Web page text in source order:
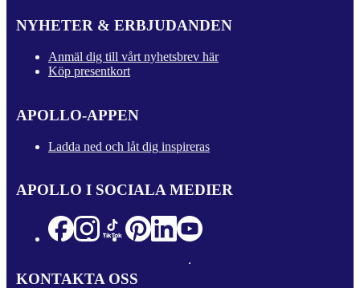
NYHETER & ERBJUDANDEN
Anmäl dig till vårt nyhetsbrev här
Köp presentkort
APOLLO-APPEN
Ladda ned och låt dig inspireras
APOLLO I SOCIALA MEDIER
KONTAKTA OSS